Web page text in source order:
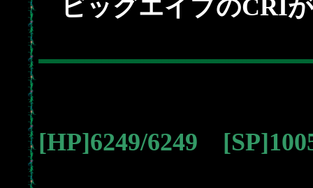
ビッグエイプのCRI
[HP]6249/6249